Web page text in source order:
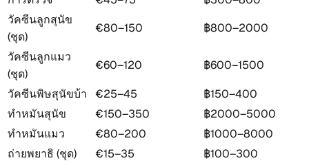
วัคซีนลูกสุนัข
(ชุด)
€80–150
฿800–2000
วัคซีนลูกแมว
(ชุด)
€60–120
฿600–1500
วัคซีนพิษสุนัขบ้า
€25–45
฿150–400
ทำหมันสุนัข
€150–350
฿2000–5000
ทำหมันแมว
€80–200
฿1000–8000
ถ่ายพยาธิ (ชุด)
€15–35
฿100–300